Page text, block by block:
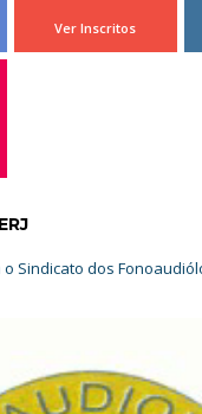
Ver Inscritos
Sindicato dos